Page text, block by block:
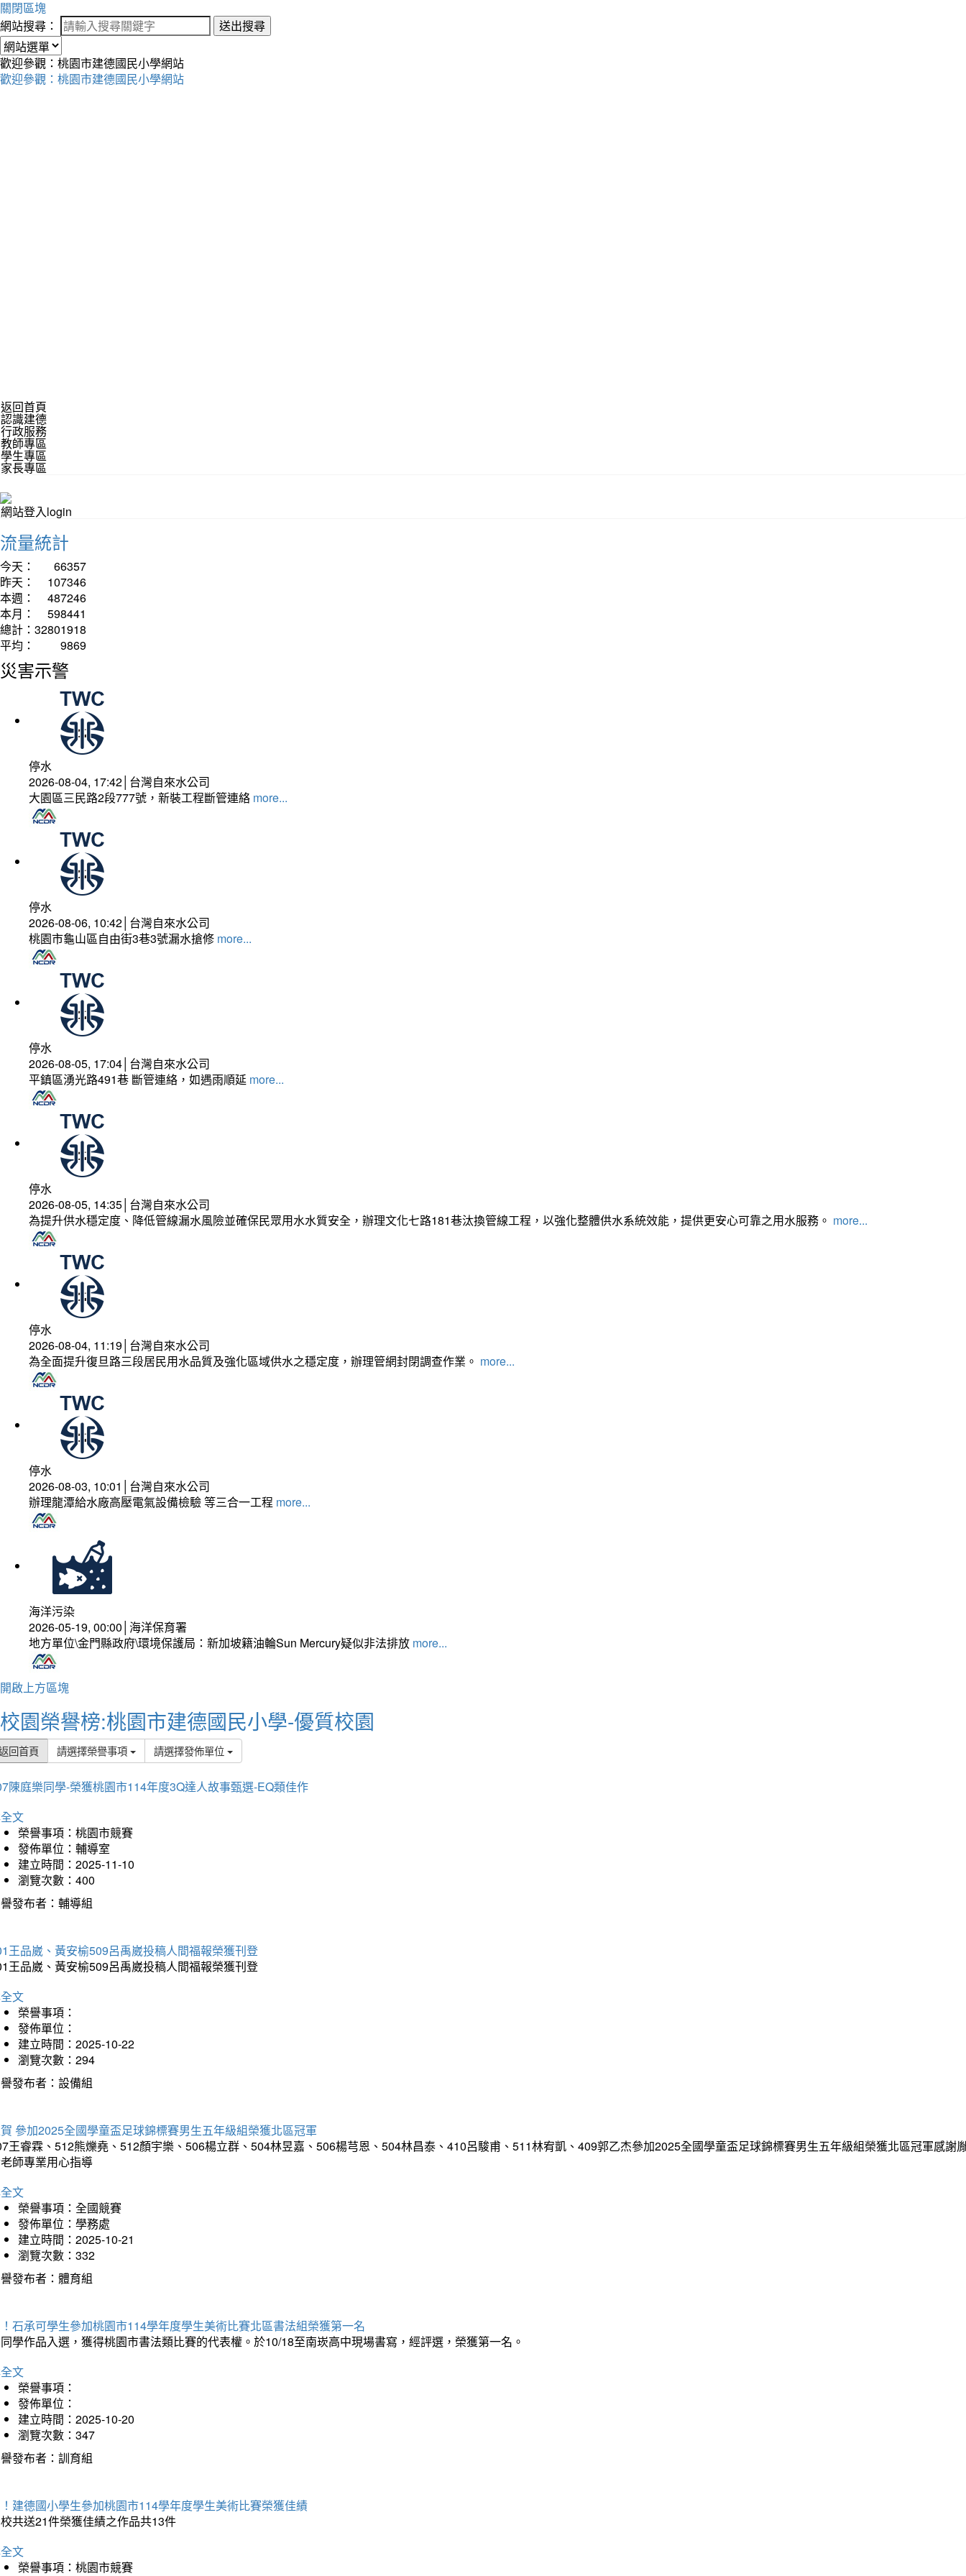
關閉區塊
網站搜尋：
送出搜尋
歡迎參觀：桃園市建德國民小學網站
歡迎參觀：桃園市建德國民小學網站
返回首頁
認識建德
行政服務
教師專區
學生專區
家長專區
網站登入login
流量統計
今天：
66357
昨天：
107346
本週：
487246
本月：
598441
總計： 32801918
平均：
9869
災害示警
停水
2026-08-04, 17:42│台灣自來水公司
大園區三民路2段777號，新裝工程斷管連絡 more...
停水
2026-08-06, 10:42│台灣自來水公司
桃園市龜山區自由街3巷3號漏水搶修 more...
停水
2026-08-05, 17:04│台灣自來水公司
平鎮區湧光路491巷 斷管連絡，如遇雨順延 more...
停水
2026-08-05, 14:35│台灣自來水公司
為提升供水穩定度、降低管線漏水風險並確保民眾用水水質安全，辦理文化七路181巷汰換管線工程，以強化整體供水系統效能，提供更安心可靠之用水服務。 more...
停水
2026-08-04, 11:19│台灣自來水公司
為全面提升復旦路三段居民用水品質及強化區域供水之穩定度，辦理管網封閉調查作業。 more...
停水
2026-08-03, 10:01│台灣自來水公司
辦理龍潭給水廠高壓電氣設備檢驗 等三合一工程 more...
海洋污染
2026-05-19, 00:00│海洋保育署
地方單位\金門縣政府\環境保護局：新加坡籍油輪Sun Mercury疑似非法排放 more...
開啟上方區塊
校園榮譽榜:桃園市建德國民小學-優質校園
回首頁 請選擇榮譽事項 請選擇發佈單位
陳庭樂同學-榮獲桃園市114年度3Q達人故事甄選-EQ類佳作
文
榮譽事項：桃園市競賽
發佈單位：輔導室
建立時間：2025-11-10
瀏覽次數：400
發布者：輔導組
王品崴、黃安榆509呂禹崴投稿人間福報榮獲刊登
王品崴、黃安榆509呂禹崴投稿人間福報榮獲刊登
文
榮譽事項：
發佈單位：
建立時間：2025-10-22
瀏覽次數：294
發布者：設備組
參加2025全國學童盃足球錦標賽男生五年級組榮獲北區冠軍
王睿霖、512熊爍堯、512顏宇樂、506楊立群、504林昱嘉、506楊芎恩、504林昌泰、410呂駿甫、511林宥凱、409郭乙杰參加2025全國學童盃足球錦標賽男生五年級組榮獲北區冠軍感謝
師專業用心指導
文
榮譽事項：全國競賽
發佈單位：學務處
建立時間：2025-10-21
瀏覽次數：332
發布者：體育組
石承可學生參加桃園市114學年度學生美術比賽北區書法組榮獲第一名
學作品入選，獲得桃園市書法類比賽的代表權。於10/18至南崁高中現場書寫，經評選，榮獲第一名。
文
榮譽事項：
發佈單位：
建立時間：2025-10-20
瀏覽次數：347
發布者：訓育組
建德國小學生參加桃園市114學年度學生美術比賽榮獲佳績
共送21件榮獲佳績之作品共13件
文
榮譽事項：桃園市競賽